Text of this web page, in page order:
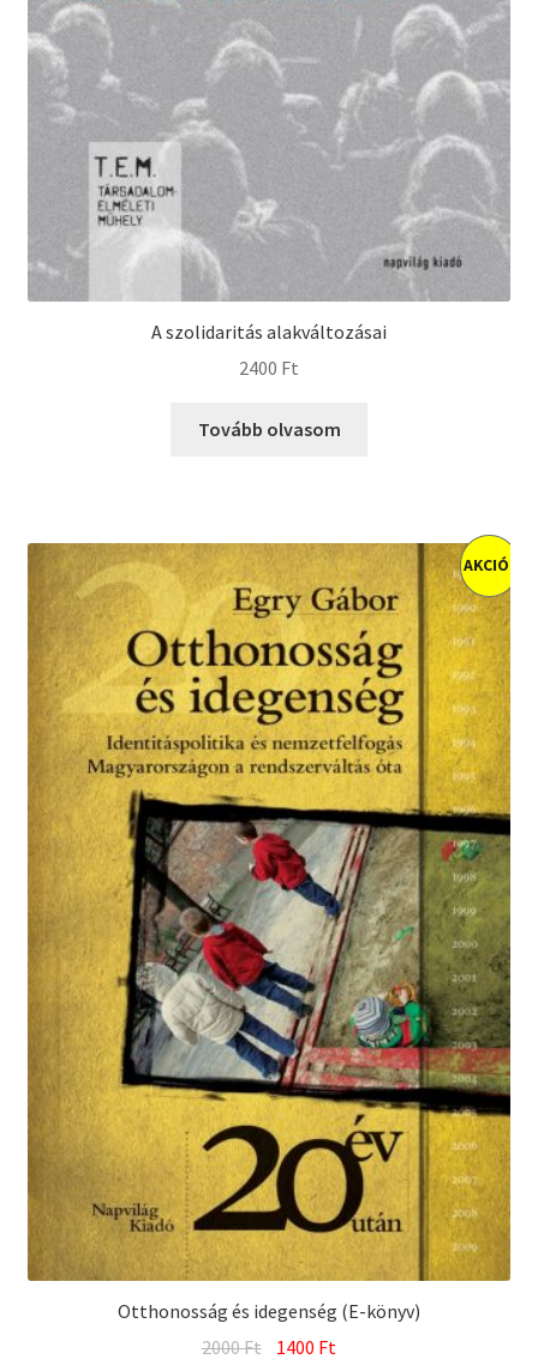
A szolidaritás alakváltozásai
2400 Ft
Tovább olvasom
Otthonosság és idegenség (E-könyv)
AKCIÓ!
2000Ft Original
1400 Ft